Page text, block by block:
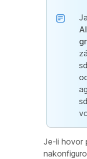
Je-li hovor